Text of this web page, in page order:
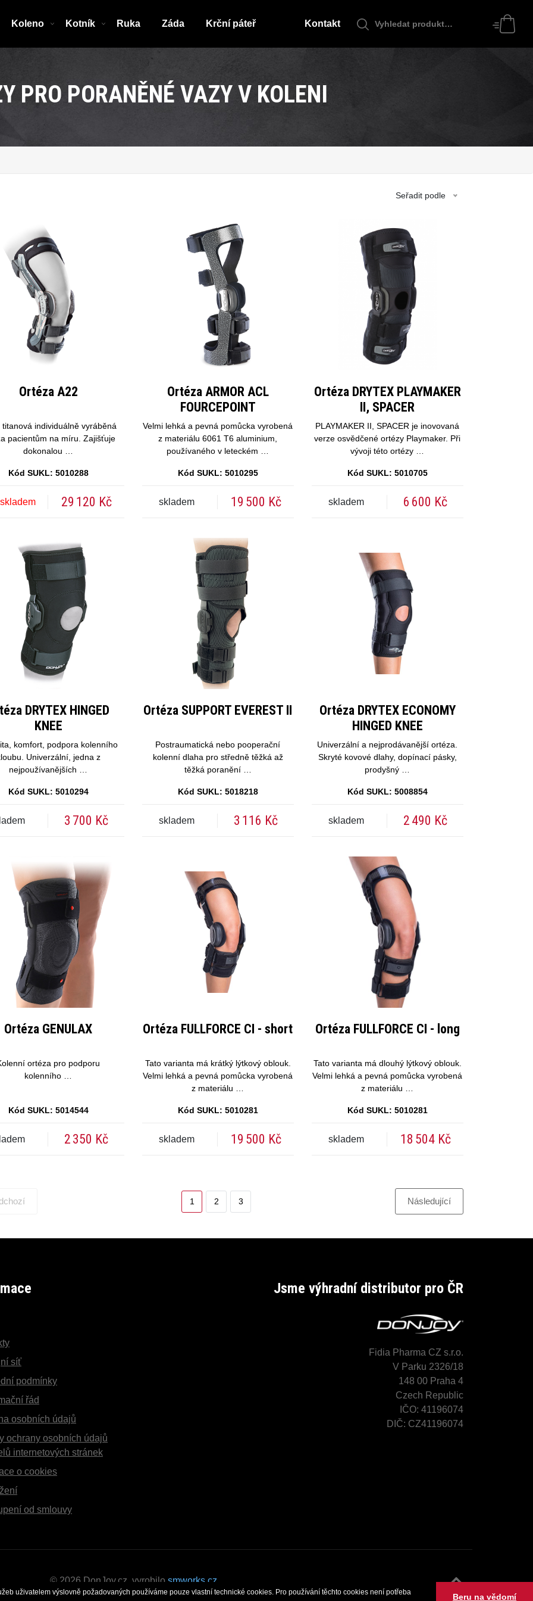
uživatelem výslovně požadovaných používáme pouze vlastní technické cookies. Pro používání těchto cookies není potřeba
Beru na vědomí
Koleno Kotník Ruka Záda Krční páteř Kontakt
PRO PORANĚNÉ VAZY V KOLENI
Seřadit podle
Ortéza A22
titanová individuálně vyráběná
pacientům na míru. Zajišťuje
dokonalou …
Kód SUKL: 5010288
29 120 Kč
Ortéza ARMOR ACL
FOURCEPOINT
Velmi lehká a pevná pomůcka vyrobená
z materiálu 6061 T6 aluminium,
používaného v leteckém …
Kód SUKL: 5010295
skladem 19 500 Kč
Ortéza DRYTEX PLAYMAKER
II, SPACER
PLAYMAKER II, SPACER je inovovaná
verze osvědčené ortézy Playmaker. Při
vývoji této ortézy …
Kód SUKL: 5010705
skladem 6 600 Kč
DRYTEX HINGED
KNEE
komfort, podpora kolenního
Univerzální, jedna z
nejpoužívanějších …
Kód SUKL: 5010294
3 700 Kč
Ortéza SUPPORT EVEREST II
Postraumatická nebo pooperační
kolenní dlaha pro středně těžká až
těžká poranění …
Kód SUKL: 5018218
skladem 3 116 Kč
Ortéza DRYTEX ECONOMY
HINGED KNEE
Univerzální a nejprodávanější ortéza.
Skryté kovové dlahy, dopínací pásky,
prodyšný …
Kód SUKL: 5008854
skladem 2 490 Kč
Ortéza GENULAX
ortéza pro podporu
kolenního …
Kód SUKL: 5014544
2 350 Kč
Ortéza FULLFORCE CI - short
Tato varianta má krátký lýtkový oblouk.
Velmi lehká a pevná pomůcka vyrobená
z materiálu …
Kód SUKL: 5010281
skladem 19 500 Kč
Ortéza FULLFORCE CI - long
Tato varianta má dlouhý lýtkový oblouk.
Velmi lehká a pevná pomůcka vyrobená
z materiálu …
Kód SUKL: 5010281
skladem 18 504 Kč
1 2 3 Následující
síť
podmínky
řád
osobních údajů
ochrany osobních údajů
internetových stránek
o cookies
od smlouvy
Jsme výhradní distributor pro ČR
Fidia Pharma CZ s.r.o.
V Parku 2326/18
148 00 Praha 4
Czech Republic
IČO: 41196074
DIČ: CZ41196074
© 2026 DonJoy.cz, vyrobilo smworks.cz